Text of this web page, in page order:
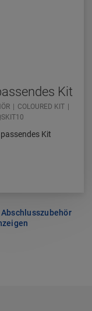
Kit
COLOURED KIT
Kit